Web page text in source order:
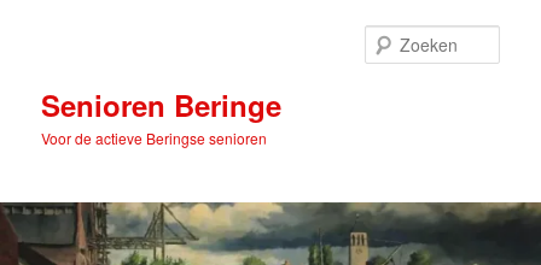
inhoudSenioren Beringe
Voor de actieve Beringse senioren